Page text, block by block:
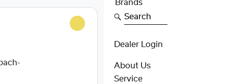
Brands
Search
Dealer Login
About Us
Service